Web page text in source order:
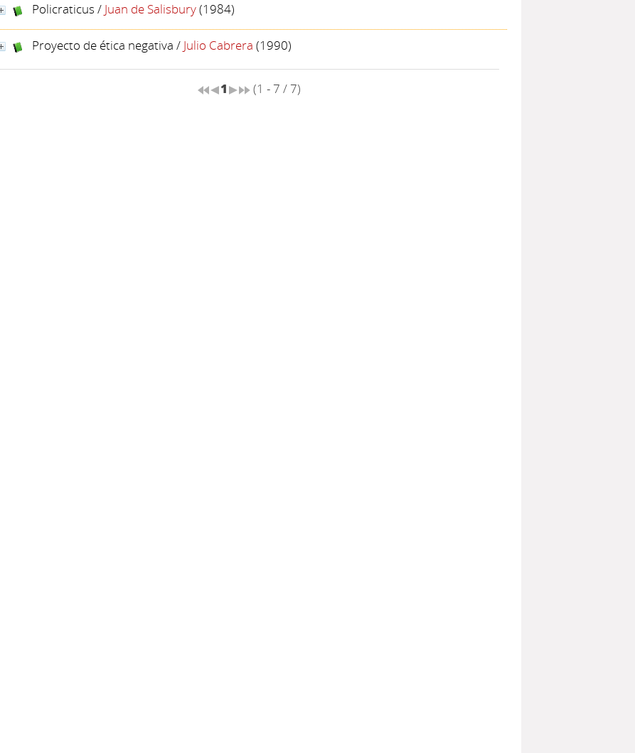
Policraticus / Juan de Salisbury(1984)
Proyecto de ética negativa / Julio Cabrera (1990)
1 (1 - 7 / 7)